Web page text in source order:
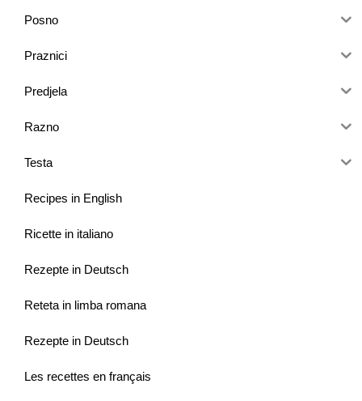
Posno
Praznici
Predjela
Razno
Testa
Recipes in English
Ricette in italiano
Rezepte in Deutsch
Reteta in limba romana
Rezepte in Deutsch
Les recettes en français